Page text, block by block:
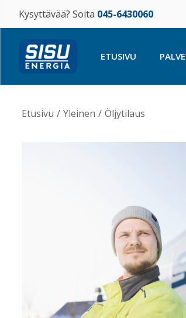
Kysyttävää? Soita 045-6430060
ETUSIVU
Etusivu / Yleinen / Öljytilaus